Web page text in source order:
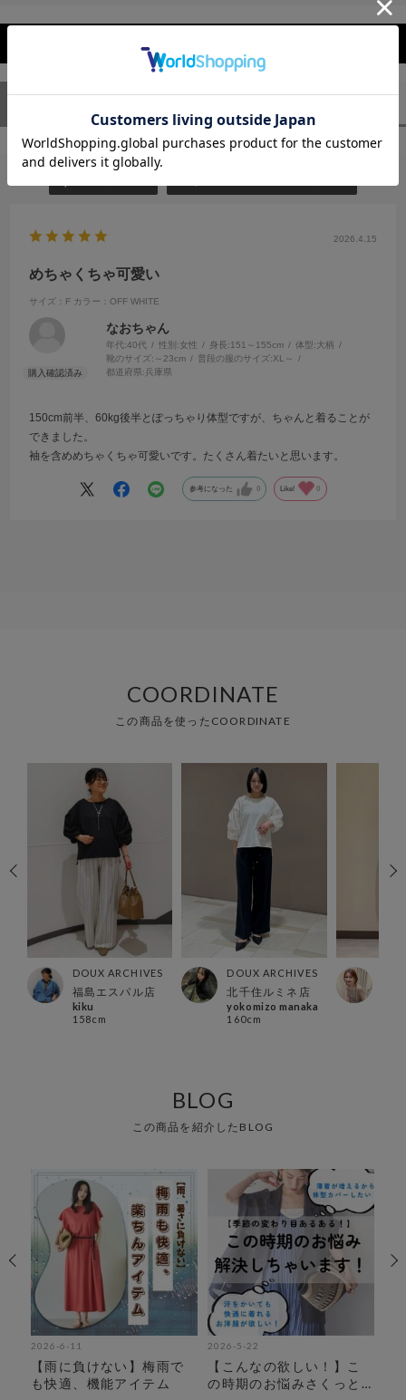
レビューを閉じる
2026.4.15
めちゃくちゃ可愛い
サイズ：F カラー：OFF WHITE
なおちゃん
年代:40代 性別:女性 身長:151～155cm 体型:大柄
靴のサイズ: ～23cm 普段の服のサイズ:XL～
都道府県: 兵庫県
150cm前半、60kg後半とぽっちゃり体型ですが、ちゃんと着ることが
できました。
袖を含めめちゃくちゃ可愛いです。たくさん着たいと思います。
参考になった 0 Like! 0
COORDINATE
この商品を使ったCOORDINATE
DOUX ARCHIVES
福島エスパル店
kiku
158cm
DOUX ARCHIVES
北千住ルミネ店
yokomizo manaka
160cm
BLOG
この商品を紹介したBLOG
2026-6-11
【雨に負けない】梅雨で
も快適、機能アイテム
2026-5-22
【こんなの欲しい！】こ
の時期のお悩みさくっと